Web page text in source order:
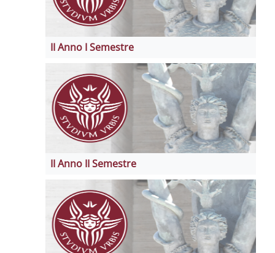
II Anno I Semestre
II Anno II Semestre